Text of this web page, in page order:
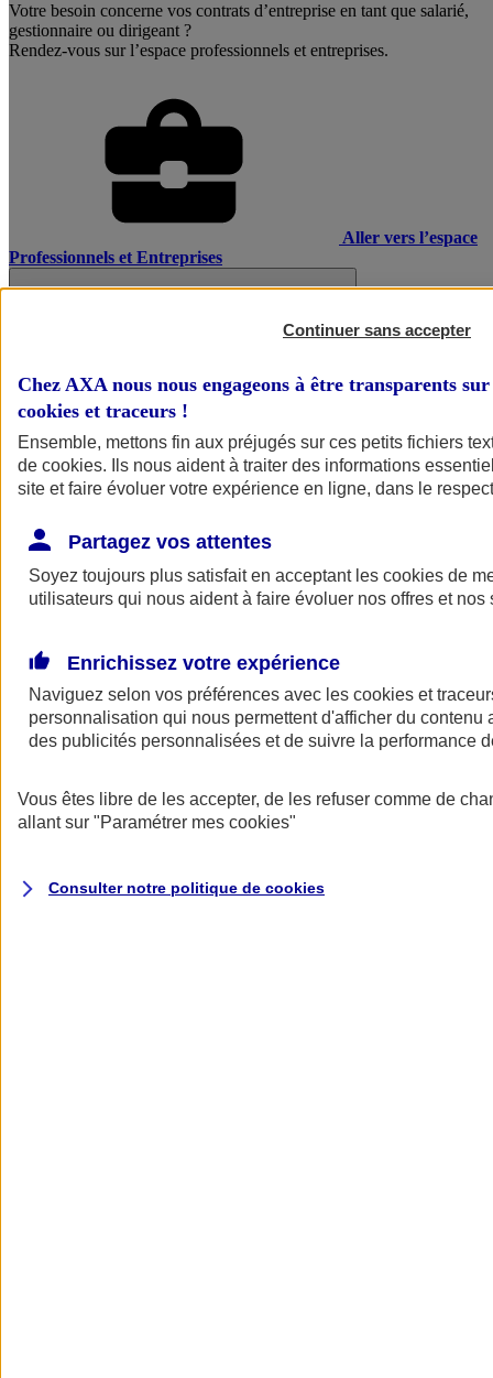
Votre besoin concerne vos contrats d’entreprise en tant que salarié,
gestionnaire ou dirigeant ?
Rendez-vous sur l’espace professionnels et entreprises.
Aller vers l’espace
Professionnels et Entreprises
AXA Assurance
Continuer sans accepter
Chez AXA nous nous engageons à être transparents
cookies et traceurs !
Ensemble, mettons fin aux préjugés sur ces petits fichiers
de cookies. Ils nous aident à traiter des informations
site et faire évoluer votre expérience en ligne, dans le
Partagez vos attentes
Soyez toujours plus satisfait en acceptant les cookies de
utilisateurs qui nous aident à faire évoluer nos offres et nos
Enrichissez votre expérience
Naviguez selon vos préférences avec les cookies et
personnalisation qui nous permettent d'afficher du contenu
des publicités personnalisées et de suivre la performance
Vous êtes libre de les accepter, de les refuser comme de
allant sur "Paramétrer mes cookies"
Consulter notre politique de cookies